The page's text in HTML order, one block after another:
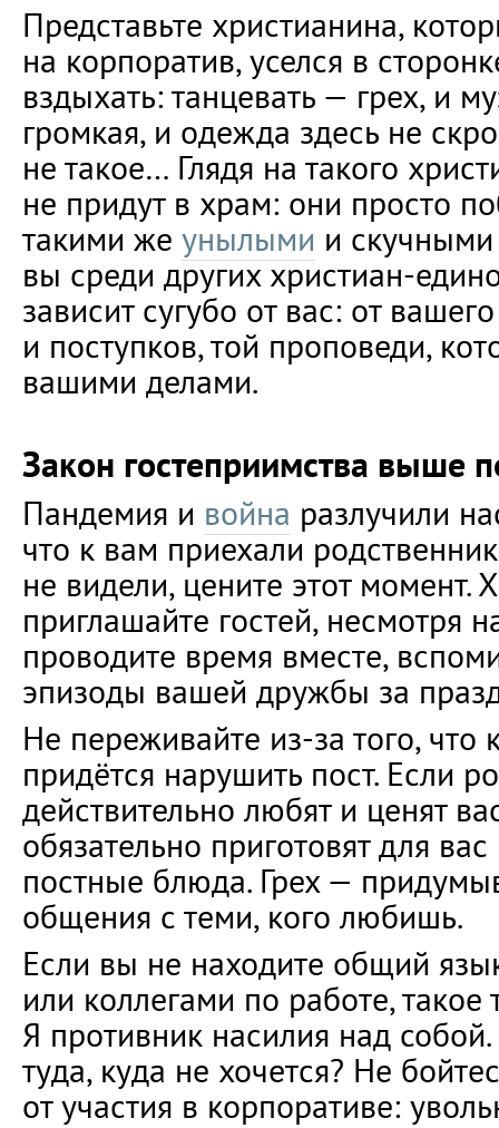
Представьте христианина,
на корпоратив, уселся в
вздыхать: танцевать — грех, и
громкая, и одежда здесь не
не такое… Глядя на такого
не придут в храм: они просто
такими же унылыми и
вы среди других христиан-
зависит сугубо от вас: от
и поступков, той проповеди,
вашими делами.
Закон гостеприимства выше
Пандемия и война разлучили
что к вам приехали
не видели, цените этот момент.
приглашайте гостей, несмотря
проводите время вместе,
эпизоды вашей дружбы за
Не переживайте из-за того, что
придётся нарушить пост. Если
действительно любят и ценят
обязательно приготовят для
постные блюда. Грех —
общения с теми, кого любишь.
Если вы не находите общий
или коллегами по работе, такое
Я противник насилия над
туда, куда не хочется? Не
от участия в корпоративе: